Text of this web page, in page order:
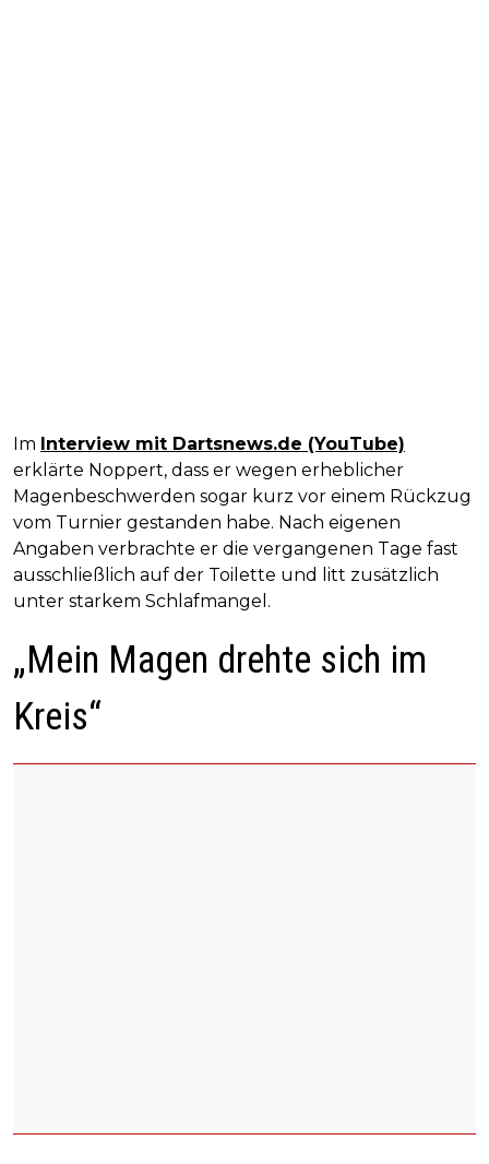
Im Interview mit Dartsnews.de (YouTube)
erklärte Noppert, dass er wegen erheblicher
Magenbeschwerden sogar kurz vor einem Rückzug
vom Turnier gestanden habe. Nach eigenen
Angaben verbrachte er die vergangenen Tage fast
ausschließlich auf der Toilette und litt zusätzlich
unter starkem Schlafmangel.
„Mein Magen drehte sich im
Kreis“